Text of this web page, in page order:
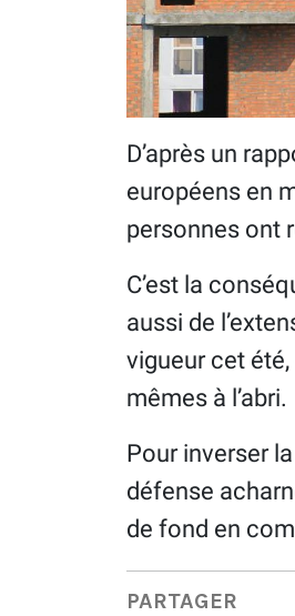
D’après un
européens en
personnes ont
C’est la
aussi de
vigueur cet
mêmes à l’abri.
Pour inverser
défense
de fond en
PARTAGER